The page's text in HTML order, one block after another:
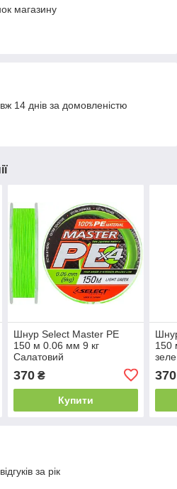
магазину
14 днів за домовленістю
Шнур Select Master PE
150 м 0.06 мм 9 кг
Салатовий
370₴
Купити
150
370
за рік